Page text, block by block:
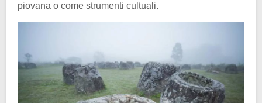
piovana o come strumenti cultuali.